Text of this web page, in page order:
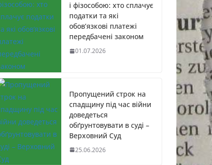
і фізособою: хто сплачує
податки та які
обов’язкові платежі
передбачені законом
01.07.2026
Пропущений строк на
спадщину під час війни
доведеться
обґрунтовувати в суді –
Верховний Суд
25.06.2026